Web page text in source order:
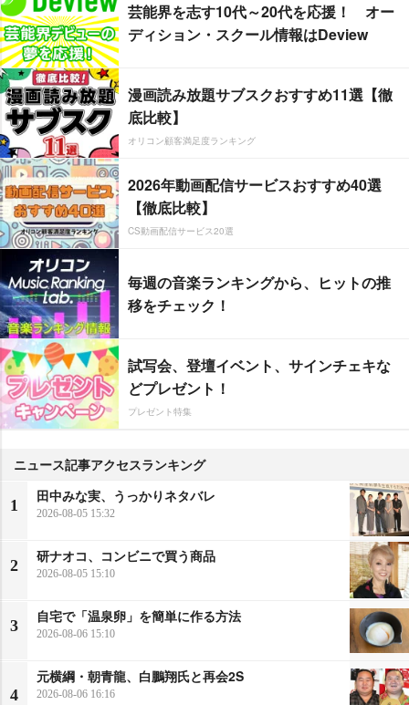
芸能界を志す10代～20代を応援！ オー
ディション・スクール情報はDeview
漫画読み放題サブスクおすすめ11選【徹
底比較】
オリコン顧客満足度ランキング
2026年動画配信サービスおすすめ40選
【徹底比較】
CS動画配信サービス20選
毎週の音楽ランキングから、ヒットの推
移をチェック！
試写会、登壇イベント、サインチェキな
どプレゼント！
プレゼント特集
ニュース記事アクセスランキング
1
田中みな実、うっかりネタバレ
2026-08-05 15:32
2
研ナオコ、コンビニで買う商品
2026-08-05 15:10
3
自宅で「温泉卵」を簡単に作る方法
2026-08-06 15:10
4
元横綱・朝青龍、白鵬翔氏と再会2S
2026-08-06 16:16